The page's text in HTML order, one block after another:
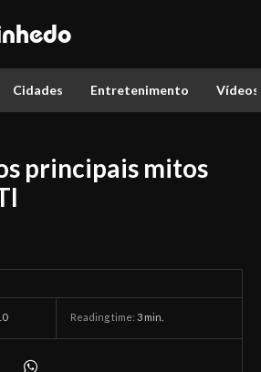
Cidades Entretenimento Vídeos
principais mitos
Reading time: 3 min.